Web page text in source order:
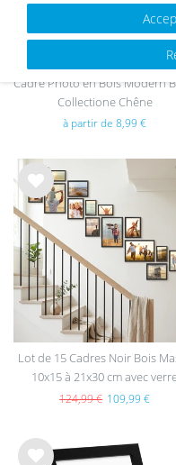
Cadre Photo en Bois Modern
Collectione Chêne
à partir de 8,99 €
List
e de
sou
hait
s
Lot de 15 Cadres Noir Bois
10x15 à 21x30 cm avec
acrylique
124,99 € 109,99 €